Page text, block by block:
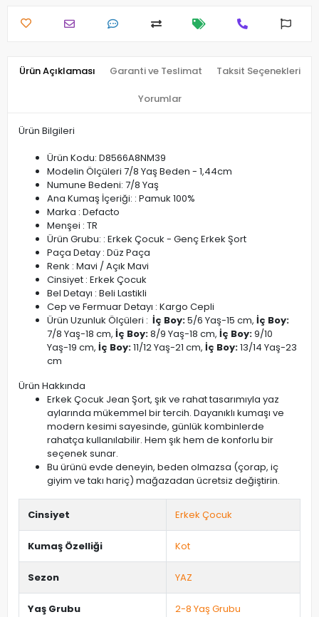
Ürün Açıklaması Garanti ve Teslimat Taksit Seçenekleri
Yorumlar
Ürün Bilgileri
Ürün Kodu: D8566A8NM39
Modelin Ölçüleri 7/8 Yaş Beden - 1,44cm
Numune Bedeni: 7/8 Yaş
Ana Kumaş İçeriği: : Pamuk 100%
Marka : Defacto
Menşei : TR
Ürün Grubu: : Erkek Çocuk - Genç Erkek Şort
Paça Detay : Düz Paça
Renk : Mavi / Açık Mavi
Cinsiyet : Erkek Çocuk
Bel Detayı : Beli Lastikli
Cep ve Fermuar Detayı : Kargo Cepli
Ürün Uzunluk Ölçüleri : İç Boy:5/6 Yaş-15 cm, İç Boy:
7/8 Yaş-18 cm, İç Boy:8/9 Yaş-18 cm, İç Boy:9/10
Yaş-19 cm, İç Boy:11/12 Yaş-21 cm, İç Boy:13/14 Yaş-23
cm
Ürün Hakkında
Erkek Çocuk Jean Şort, şık ve rahat tasarımıyla yaz
aylarında mükemmel bir tercih. Dayanıklı kumaşı ve
modern kesimi sayesinde, günlük kombinlerde
rahatça kullanılabilir. Hem şık hem de konforlu bir
seçenek sunar.
Bu ürünü evde deneyin, beden olmazsa (çorap, iç
giyim ve takı hariç) mağazadan ücretsiz değiştirin.
Cinsiyet Erkek Çocuk
Kumaş Özelliği Kot
Sezon YAZ
Yaş Grubu 2-8 Yaş Grubu